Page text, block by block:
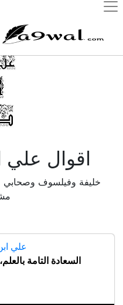
(current)
اقوال علي
علي
السعادة التامة